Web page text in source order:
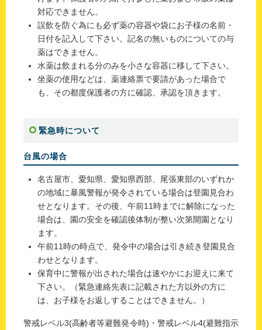
対応できません。
誤飲を防ぐ為にも必ず薬の容器や袋にお子様の名前・
日付を記入して下さい。記名の無いものについての与
薬はできません。
水薬は飲まれる分のみを小さな容器に移して下さい。
坐薬の使用などは、薬連絡票で要請があった場合で
も、その都度保護者の方に確認、承認を頂きます。
緊急時について
台風の場合
名古屋市、愛知県、愛知県西部、尾張東部のいずれか
の地域に暴風警報が発令されている場合は登園見合わ
せとなります。その後、午前11時までに解除になった
場合は、園の安全を確認後体制が整い次第開園となり
ます。
午前11時の時点で、発令中の場合は引き続き登園見合
わせとなります。
保育中に警報が出された場合は速やかにお迎えに来て
下さい。（緊急連絡先表に記載された方以外の方に
は、お子様をお返しすることはできません。）
警戒レベル3(高齢者等避難発令時)・警戒レベル4(避難指示